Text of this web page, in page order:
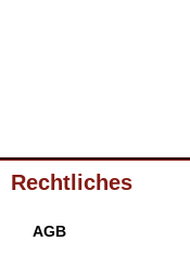
Rechtliches
AGB